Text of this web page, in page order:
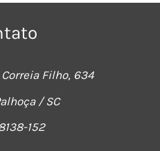
Filho, 634
/ SC
152